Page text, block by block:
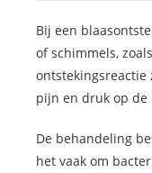
Bij een
of schimmels, zoals
ontstekingsreactie
pijn en druk op de
De behandeling
het vaak om